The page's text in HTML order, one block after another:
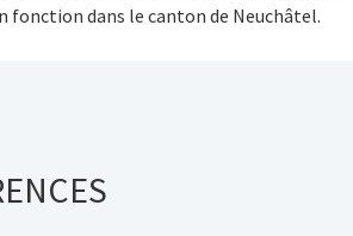
fonction dans le canton de Neuchâtel.